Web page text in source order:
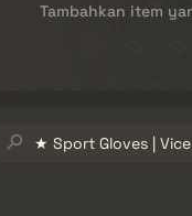
Tambahkan item
Cari
inventaris…